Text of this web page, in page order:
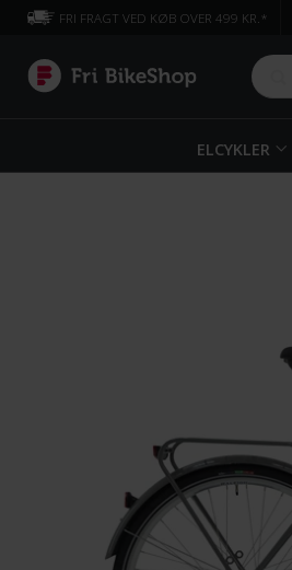
FRI FRAGT VED KØB OVER 499 KR.*
ELCYKLER